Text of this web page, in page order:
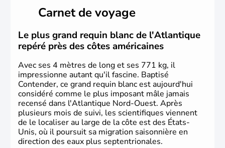
Plusieurs populations se sont succédées avant l'arrivée
des européens, suite à la découverte du continent par
Christophe Colomb en 1492. Les 13 colonies
britanniques proclament la Déclaration d'indépendance
en 1776 et adoptent leur première constitution en 1787.
La conquête de l'Ouest marque ensuite l'entrée dans une
phase de développement intense.
Carnet de voyage
Le plus grand requin blanc de l'Atlantique
repéré près des côtes américaines
Avec ses 4 mètres de long et ses 771 kg, il
impressionne autant qu'il fascine. Baptisé
Contender, ce grand requin blanc est aujourd'hui
considéré comme le plus imposant mâle jamais
recensé dans l'Atlantique Nord-Ouest. Après
plusieurs mois de suivi, les scientifiques viennent
de le localiser au large de la côte est des États-
Unis, où il poursuit sa migration saisonnière en
direction des eaux plus septentrionales.